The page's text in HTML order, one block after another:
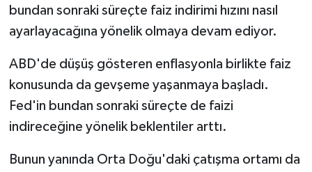
bundan sonraki süreçte faiz indirimi hızını nasıl
ayarlayacağına yönelik olmaya devam ediyor.
ABD'de düşüş gösteren enflasyonla birlikte faiz
konusunda da gevşeme yaşanmaya başladı.
Fed'in bundan sonraki süreçte de faizi
indireceğine yönelik beklentiler arttı.
Bunun yanında Orta Doğu'daki çatışma ortamı da
YAŞAM